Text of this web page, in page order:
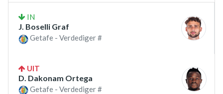
IN
J. Boselli Graf
Getafe - Verdediger #
UIT
D. Dakonam Ortega
Getafe - Verdediger #